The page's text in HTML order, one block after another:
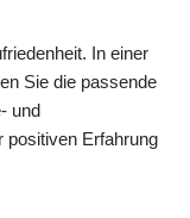
In einer
Sie die passende
und
positiven Erfahrung